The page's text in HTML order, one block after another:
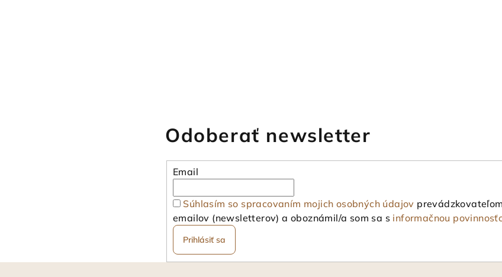
Odoberať newsletter
Email
Súhlasím so spracovaním mojich osobných údajov
emailov (newsletterov) a oboznámil/a som sa s informačnou
Prihlásiť sa